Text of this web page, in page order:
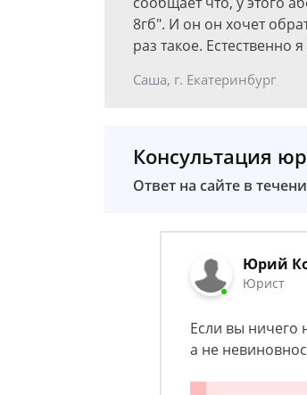
8гб". И он он хочет
раз такое. Естественно
Саша, г. Екатеринбург
Консультация
Ответ на сайте в
Юрий
Юрист
Если вы ничего
а не